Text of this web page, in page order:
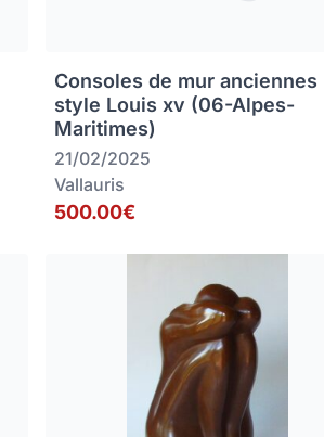
Consoles de mur anciennes
style Louis xv (06-Alpes-
Maritimes)
21/02/2025
Vallauris
500.00€